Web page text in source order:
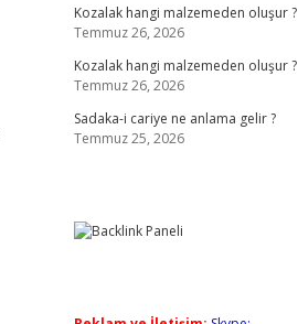
Kozalak hangi malzemeden oluşur ?
Temmuz 26, 2026
Kozalak hangi malzemeden oluşur ?
Temmuz 26, 2026
Sadaka-i cariye ne anlama gelir ?
Temmuz 25, 2026